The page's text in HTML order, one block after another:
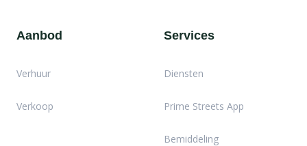
Aanbod
Verhuur
Verkoop
Services
Diensten
Prime Streets App
Bemiddeling